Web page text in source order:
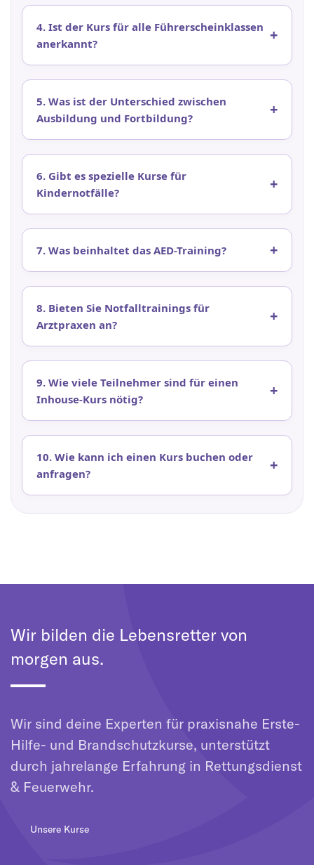
4. Ist der Kurs für alle Führerscheinklassen
anerkannt?
5. Was ist der Unterschied zwischen
Ausbildung und Fortbildung?
6. Gibt es spezielle Kurse für
Kindernotfälle?
7. Was beinhaltet das AED-Training?
8. Bieten Sie Notfalltrainings für
Arztpraxen an?
9. Wie viele Teilnehmer sind für einen
Inhouse-Kurs nötig?
10. Wie kann ich einen Kurs buchen oder
anfragen?
Wir bilden die Lebensretter von
morgen aus.
Wir sind deine Experten für praxisnahe Erste-
Hilfe- und Brandschutzkurse, unterstützt
durch jahrelange Erfahrung in Rettungsdienst
& Feuerwehr.
Unsere Kurse